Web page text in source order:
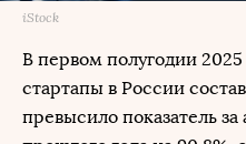
iStock
В первом полугодии
стартапы в России
превысило показатель